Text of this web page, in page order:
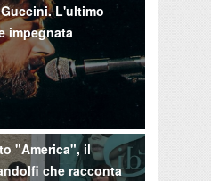
L'ultimo
impegnata
"America", il
che racconta